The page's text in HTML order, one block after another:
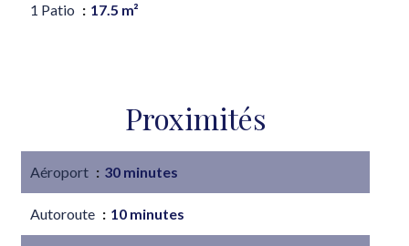
1 Patio 17.5 m²
Proximités
Aéroport 30 minutes
Autoroute 10 minutes